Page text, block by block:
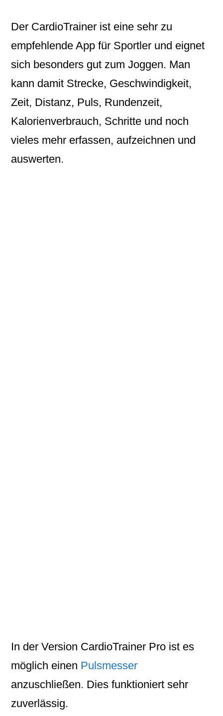
Der CardioTrainer ist eine sehr zu
empfehlende App für Sportler und eignet
sich besonders gut zumJoggen. Man
kann damit Strecke, Geschwindigkeit,
Zeit, Distanz, Puls, Rundenzeit,
Kalorienverbrauch, Schritte und noch
vieles mehr erfassen, aufzeichnen und
auswerten.
In der Version CardioTrainer Pro ist es
möglich einen Pulsmesser
anzuschließen. Dies funktioniert sehr
zuverlässig.